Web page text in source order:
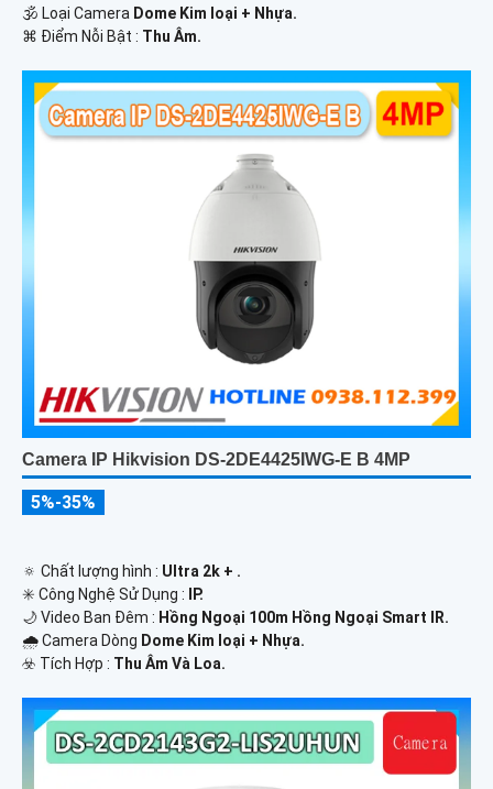
🕉️ Loại Camera Dome Kim loại + Nhựa.
️⌘ Điểm Nỗi Bật : Thu Âm.
Camera IP Hikvision DS-2DE4425IWG-E B 4MP
5%-35%
🔅 Chất lượng hình : Ultra 2k + .
✳️ Công Nghệ Sử Dụng : IP.
🌙 Video Ban Đêm : Hồng Ngoại 100m Hồng Ngoại Smart IR.
🌧️ Camera Dòng Dome Kim loại + Nhựa.
️☣️ Tích Hợp : Thu Âm Và Loa.